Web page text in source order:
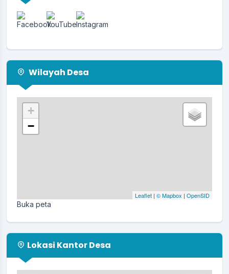
Wilayah Desa
+
−
Leaflet | © Mapbox | OpenSID
Buka peta
Lokasi Kantor Desa